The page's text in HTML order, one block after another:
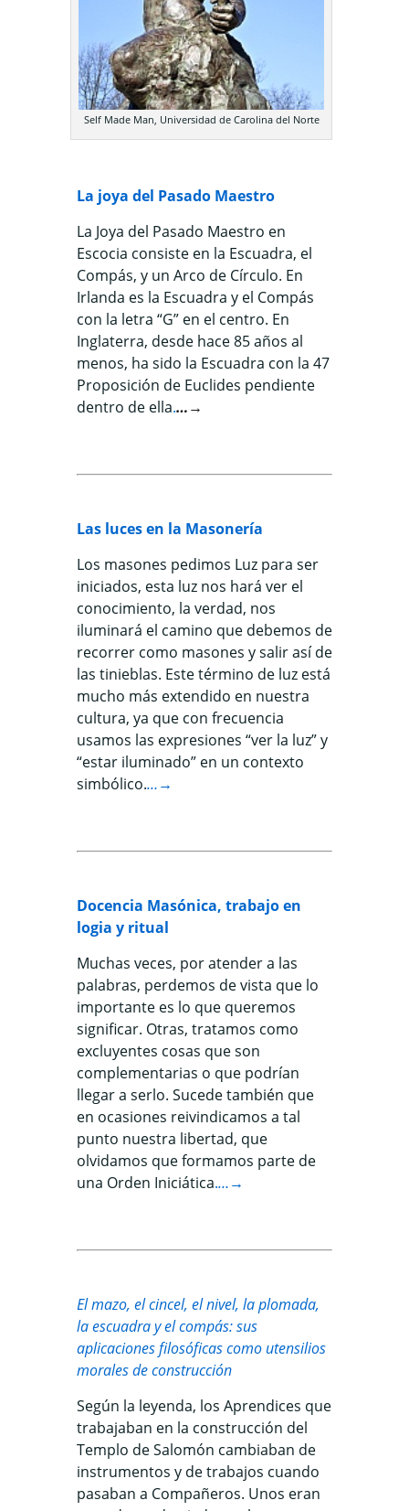
Self Made Man, Universidad de Carolina del Norte
La joya del Pasado Maestro
La Joya del Pasado Maestro en
Escocia consiste en la Escuadra, el
Compás, y un Arco de Círculo. En
Irlanda es la Escuadra y el Compás
con la letra “G” en el centro. En
Inglaterra, desde hace 85 años al
menos, ha sido la Escuadra con la 47
Proposición de Euclides pendiente
dentro de ella.…→
Las luces en la Masonería
Los masones pedimos Luz para ser
iniciados, esta luz nos hará ver el
conocimiento, la verdad, nos
iluminará el camino que debemos de
recorrer como masones y salir así de
las tinieblas. Este término de luz está
mucho más extendido en nuestra
cultura, ya que con frecuencia
usamos las expresiones “ver la luz” y
“estar iluminado” en un contexto
simbólico.…→
Docencia Masónica, trabajo en
logia y ritual
Muchas veces, por atender a las
palabras, perdemos de vista que lo
importante es lo que queremos
significar. Otras, tratamos como
excluyentes cosas que son
complementarias o que podrían
llegar a serlo. Sucede también que
en ocasiones reivindicamos a tal
punto nuestra libertad, que
olvidamos que formamos parte de
una Orden Iniciática.…→
El mazo, el cincel, el nivel, la plomada,
la escuadra y el compás: sus
aplicaciones filosóficas como utensilios
morales de construcción
Según la leyenda, los Aprendices que
trabajaban en la construcción del
Templo de Salomón cambiaban de
instrumentos y de trabajos cuando
pasaban a Compañeros. Unos eran